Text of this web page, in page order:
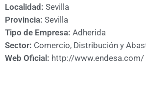
COMUNICACIÓN
EMPRESAS
VOLVER
Localidad: Sevilla
Provincia: Sevilla
Tipo de Empresa: Adherida
Sector: Comercio, Distribución y
Web Oficial: http://www.endesa.com/